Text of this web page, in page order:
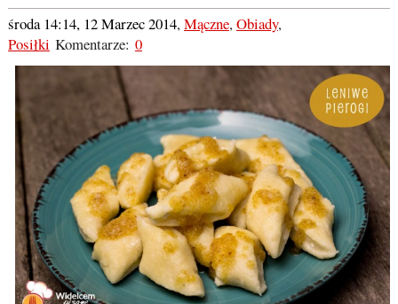
środa 14:14, 12 Marzec 2014,Mączne,Obiady,
Posiłki Komentarze: 0